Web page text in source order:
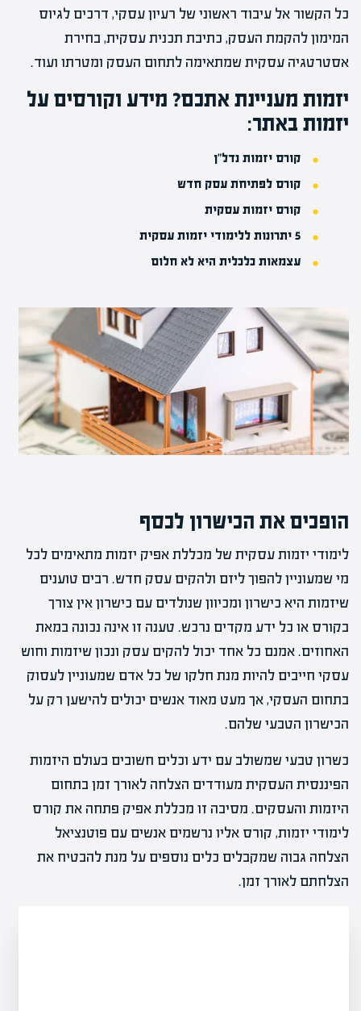
כל הקשור אל עיבוד ראשוני של רעיון עסקי, דרכים לגיוס
המימון להקמת העסק, כתיבת תכנית עסקית, בחירת
אסטרטגיה עסקית שמתאימה לתחום העסק ומטרתו ועוד.
יזמות מעניינת אתכם? מידע וקורסים על
יזמות באתר:
קורס יזמות נדל"ן
קורס לפתיחת עסק חדש
קורס יזמות עסקית
5 יתרונות ללימודי יזמות עסקית
עצמאות כלכלית היא לא חלום
הופכים את הכישרון לכסף
לימודי יזמות עסקית של מכללת אפיק יזמות מתאימים לכל
מי שמעוניין להפוך ליזם ולהקים עסק חדש. רבים טוענים
שיזמות היא כישרון ומכיוון שנולדים עם כישרון אין צורך
בקורס או כל ידע מקדים נרכש. טענה זו אינה נכונה במאת
האחוזים. אמנם כל אחד יכול להקים עסק ונכון שיזמות וחוש
עסקי חייבים להיות מנת חלקו של כל אדם שמעוניין לעסוק
בתחום העסקי, אך מעט מאוד אנשים יכולים להישען רק על
הכישרון הטבעי שלהם.
כשרון טבעי שמשולב עם ידע וכלים חשובים בעולם היזמות
הפיננסית העסקית מעודדים הצלחה לאורך זמן בתחום
היזמות והעסקים. מסיבה זו מכללת אפיק פתחה את קורס
לימודי יזמות, קורס אליו נרשמים אנשים עם פוטנציאל
הצלחה גבוה שמקבלים כלים נוספים על מנת להבטיח את
הצלחתם לאורך זמן.